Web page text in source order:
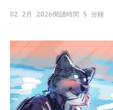
02 2月 2026閱讀時間 5 分鐘